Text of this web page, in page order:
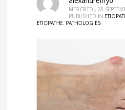
MERCREDI, 28
PUBLISHED IN
ETIOPATHE, PATHOLOGIES